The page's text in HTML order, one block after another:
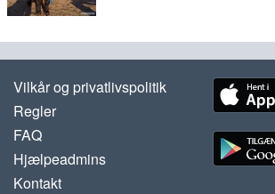
Vilkår og privatlivspolitik
Regler
FAQ
Hjælpeadmins
Kontakt